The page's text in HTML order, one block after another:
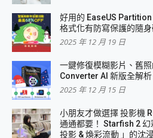
好用的 EaseUS
格式化有防寫保護的隨
2025 年 12 月 19 日
一鍵修復模糊影片、舊
Converter AI 新版全解
2025 年 12 月 15 日
小朋友才做選擇 投影機
通通都要！ Starfish 2
投影 & 煥彩流動 」的沈